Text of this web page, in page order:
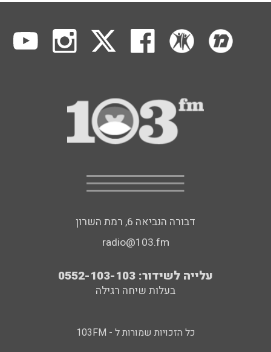
דבורה הנביאה 6, רמת השרון
radio@103.fm
עלייה לשידור: 0552-103-103
בעלות שיחה רגילה
כל הזכויות שמורות ל - 103FM